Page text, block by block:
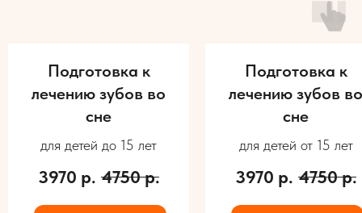
Подготовка к
лечению зубов во
сне
для детей до 15 лет
3970 р. 4750р.
Подготовка к
лечению зубов во
сне
для детей от 15 лет
3970 р. 4750р.